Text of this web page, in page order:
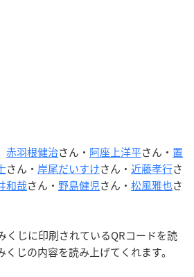
赤羽根健治さん・ 阿座上洋平さん・ 置
さん・ 岸尾だいすけさん・ 近藤孝行さ
和哉さん・ 野島健児さん・ 松風雅也さ
くじに印刷されているQRコードを読
じの内容を読み上げてくれます。